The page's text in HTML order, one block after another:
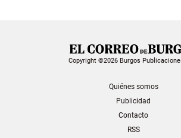
Copyright ©2026 Burgos
Quiénes somos
Publicidad
Contacto
RSS